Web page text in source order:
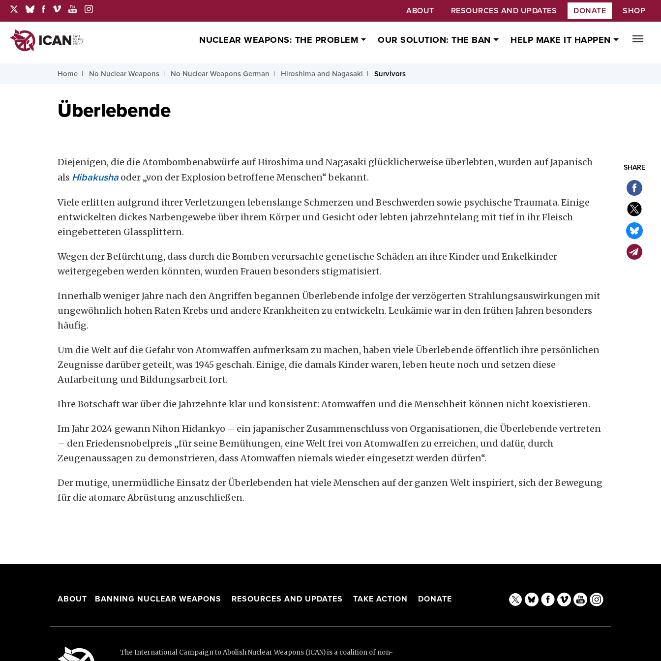
ABOUT RESOURCES AND UPDATES DONATE SHOP
NUCLEAR WEAPONS: THE PROBLEM OUR SOLUTION: THE BAN HELP MAKE IT HAPPEN
Home No Nuclear Weapons No Nuclear Weapons German Hiroshima and Nagasaki Survivors
SHARE
Überlebende
Diejenigen, die die Atombombenabwürfe auf Hiroshima und Nagasaki glücklicherweise überlebten, wurden auf Japanisch
als Hibakusha oder „von der Explosion betroffene Menschen“ bekannt.
Viele erlitten aufgrund ihrer Verletzungen lebenslange Schmerzen und Beschwerden sowie psychische Traumata. Einige
entwickelten dickes Narbengewebe über ihrem Körper und Gesicht oder lebten jahrzehntelang mit tief in ihr Fleisch
eingebetteten Glassplittern.
Wegen der Befürchtung, dass durch die Bomben verursachte genetische Schäden an ihre Kinder und Enkelkinder
weitergegeben werden könnten, wurden Frauen besonders stigmatisiert.
Innerhalb weniger Jahre nach den Angriffen begannen Überlebende infolge der verzögerten Strahlungsauswirkungen mit
ungewöhnlich hohen Raten Krebs und andere Krankheiten zu entwickeln. Leukämie war in den frühen Jahren besonders
häufig.
Um die Welt auf die Gefahr von Atomwaffen aufmerksam zu machen, haben viele Überlebende öffentlich ihre persönlichen
Zeugnisse darüber geteilt, was 1945 geschah. Einige, die damals Kinder waren, leben heute noch und setzen diese
Aufarbeitung und Bildungsarbeit fort.
Ihre Botschaft war über die Jahrzehnte klar und konsistent: Atomwaffen und die Menschheit können nicht koexistieren.
Im Jahr 2024 gewann Nihon Hidankyo – ein japanischer Zusammenschluss von Organisationen, die Überlebende vertreten
– den Friedensnobelpreis „für seine Bemühungen, eine Welt frei von Atomwaffen zu erreichen, und dafür, durch
Zeugenaussagen zu demonstrieren, dass Atomwaffen niemals wieder eingesetzt werden dürfen“.
Der mutige, unermüdliche Einsatz der Überlebenden hat viele Menschen auf der ganzen Welt inspiriert, sich der Bewegung
für die atomare Abrüstung anzuschließen.
ABOUT BANNING NUCLEAR WEAPONS RESOURCES AND UPDATES TAKE ACTION DONATE
The International Campaign to Abolish Nuclear Weapons (ICAN) is a coalition of non-